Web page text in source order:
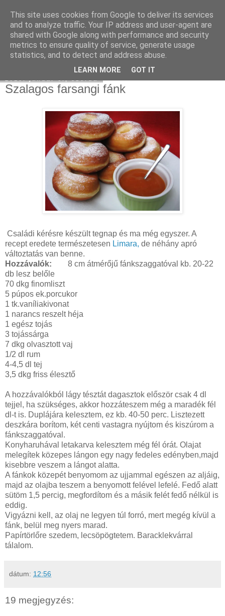
Moha Konyha
Szalagos farsangi fánk
Családi kérésre készült tegnap és ma még egyszer. A
recept eredete természetesen Limara, de néhány apró
változtatás van benne.
Hozzávalók:
8 cm átmérőjű fánkszaggatóval kb. 20-22
db lesz belőle
70 dkg finomliszt
5 púpos ek.porcukor
1 tk.vaníliakivonat
1 narancs reszelt héja
1 egész tojás
3 tojássárga
7 dkg olvasztott vaj
1/2 dl rum
4-4,5 dl tej
3,5 dkg friss élesztő
A hozzávalókból lágy tésztát dagasztok először csak 4 dl
tejjel, ha szükséges, akkor hozzáteszem még a maradék fél
dl-t is. Duplájára kelesztem, ez kb. 40-50 perc. Lisztezett
deszkára borítom, két centi vastagra nyújtom és kiszúrom a
fánkszaggatóval.
Konyharuhával letakarva kelesztem még fél órát. Olajat
melegítek közepes lángon egy nagy fedeles edényben,majd
kisebbre veszem a lángot alatta.
A fánkok közepét benyomom az ujjammal egészen az aljáig,
majd az olajba teszem a benyomott felével lefelé. Fedő alatt
sütöm 1,5 percig, megfordítom és a másik felét fedő nélkül is
eddig.
Vigyázni kell, az olaj ne legyen túl forró, mert megég kívül a
fánk, belül meg nyers marad.
Papírtörlőre szedem, lecsöpögtetem. Baracklekvárral
tálalom.
dátum: 12:56
19 megjegyzés:
This site uses cookies from Google to deliver its services
and to analyze traffic. Your IP address and user-agent are
shared with Google along with performance and security
metrics to ensure quality of service, generate usage
statistics, and to detect and address abuse.
LEARN MORE GOT IT